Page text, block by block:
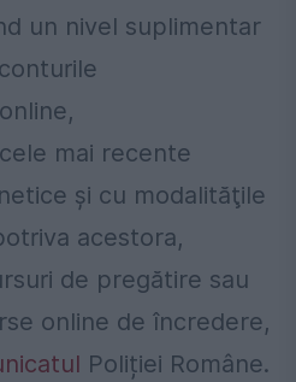
un nivel suplimentar
mai recente
şi cu modalităţile
acestora,
de pregătire sau
online de încredere,
Poliției Române.